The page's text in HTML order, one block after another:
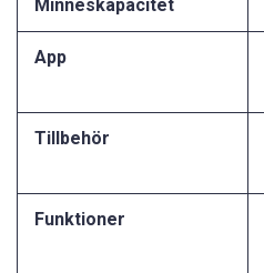
Minneskapacitet
App
Tillbehör
Funktioner